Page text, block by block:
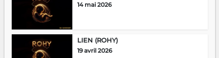
14 mai 2026
LIEN (ROHY)
19 avril 2026